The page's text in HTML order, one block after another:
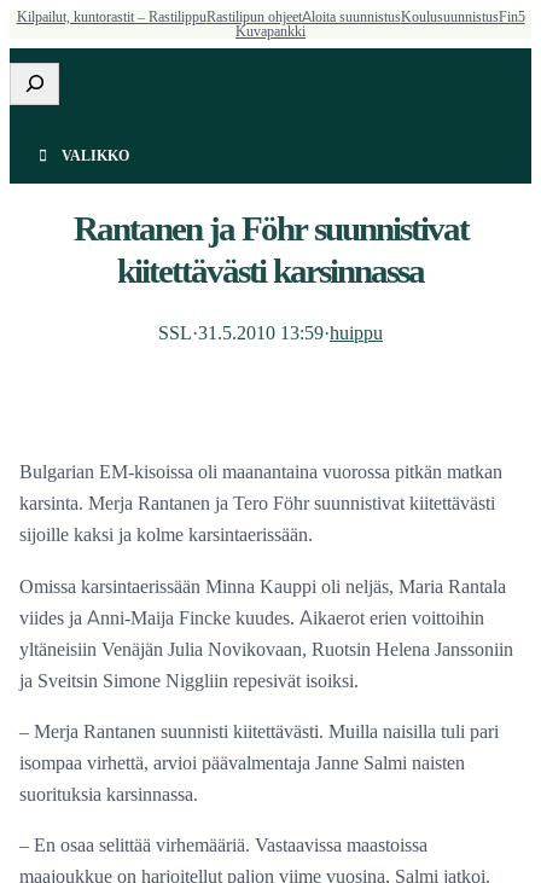
Kilpailut, kuntorastit – RastilippuRastilipun ohjeetAloita suunnistusKoulusuunnistusFin5
Kuvapankki
Etsi
VALIKKO
Rantanen ja Föhr suunnistivat
kiitettävästi karsinnassa
SSL·31.5.2010 13:59·huippu
Bulgarian EM-kisoissa oli maanantaina vuorossa pitkän matkan
karsinta. Merja Rantanen ja Tero Föhr suunnistivat kiitettävästi
sijoille kaksi ja kolme karsintaerissään.
Omissa karsintaerissään Minna Kauppi oli neljäs, Maria Rantala
viides ja Anni-Maija Fincke kuudes. Aikaerot erien voittoihin
yltäneisiin Venäjän Julia Novikovaan, Ruotsin Helena Janssoniin
ja Sveitsin Simone Niggliin repesivät isoiksi.
– Merja Rantanen suunnisti kiitettävästi. Muilla naisilla tuli pari
isompaa virhettä, arvioi päävalmentaja Janne Salmi naisten
suorituksia karsinnassa.
– En osaa selittää virhemääriä. Vastaavissa maastoissa
maajoukkue on harjoitellut paljon viime vuosina, Salmi jatkoi.